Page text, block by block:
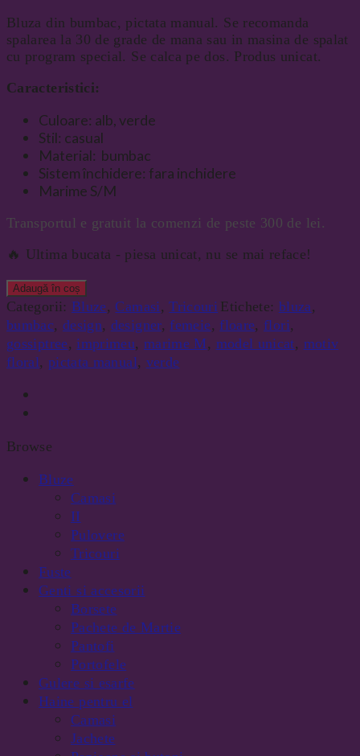
Bluza din bumbac, pictata manual. Se recomanda
spalarea la 30 de grade de mana sau in masina de spalat
cu program special. Se calca pe dos. Produs unicat.
Caracteristici:
Culoare: alb, verde
Stil: casual
Material: bumbac
Sistem închidere: fara inchidere
Marime S/M
Transportul e gratuit la comenzi de peste 300 de lei.
🔥 Ultima bucata - piesa unicat, nu se mai reface!
Adaugă în coș
Categorii: Bluze, Camasi,Tricouri Etichete: bluza,
bumbac, design, designer, femeie, floare, flori,
gossiptree, imprimeu, marime M, model unicat, motiv
floral, pictata manual, verde
Browse
Bluze
Camasi
II
Pulovere
Tricouri
Fuste
Genti si accesorii
Borsete
Pachete de Martie
Pantofi
Portofele
Gulere si esarfe
Haine pentru el
Camasi
Jachete